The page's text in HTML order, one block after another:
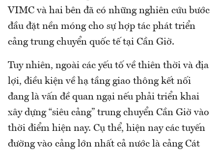
VIMC và hai bên đã có những nghiên cứu bước
đầu đặt nền móng cho sự hợp tác phát triển
cảng trung chuyển quốc tế tại Cần Giờ.
Tuy nhiên, ngoài các yếu tố về thiên thời và địa
lợi, điều kiện về hạ tầng giao thông kết nối
đang là vấn đề quan ngại nếu phải triển khai
xây dựng “siêu cảng” trung chuyển Cần Giờ vào
thời điểm hiện nay. Cụ thể, hiện nay các tuyến
đường vào cảng lớn nhất cả nước là cảng Cát